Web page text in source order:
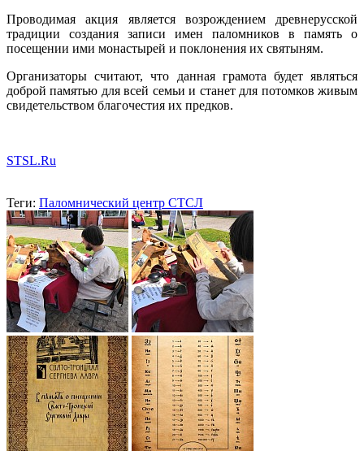
Проводимая акция является возрождением древнерусской
традиции создания записи имен паломников в память о
посещении ими монастырей и поклонения их святыням.
Организаторы считают, что данная грамота будет являться
доброй памятью для всей семьи и станет для потомков живым
свидетельством благочестия их предков.
STSL.Ru
Теги: Паломнический центр СТСЛ